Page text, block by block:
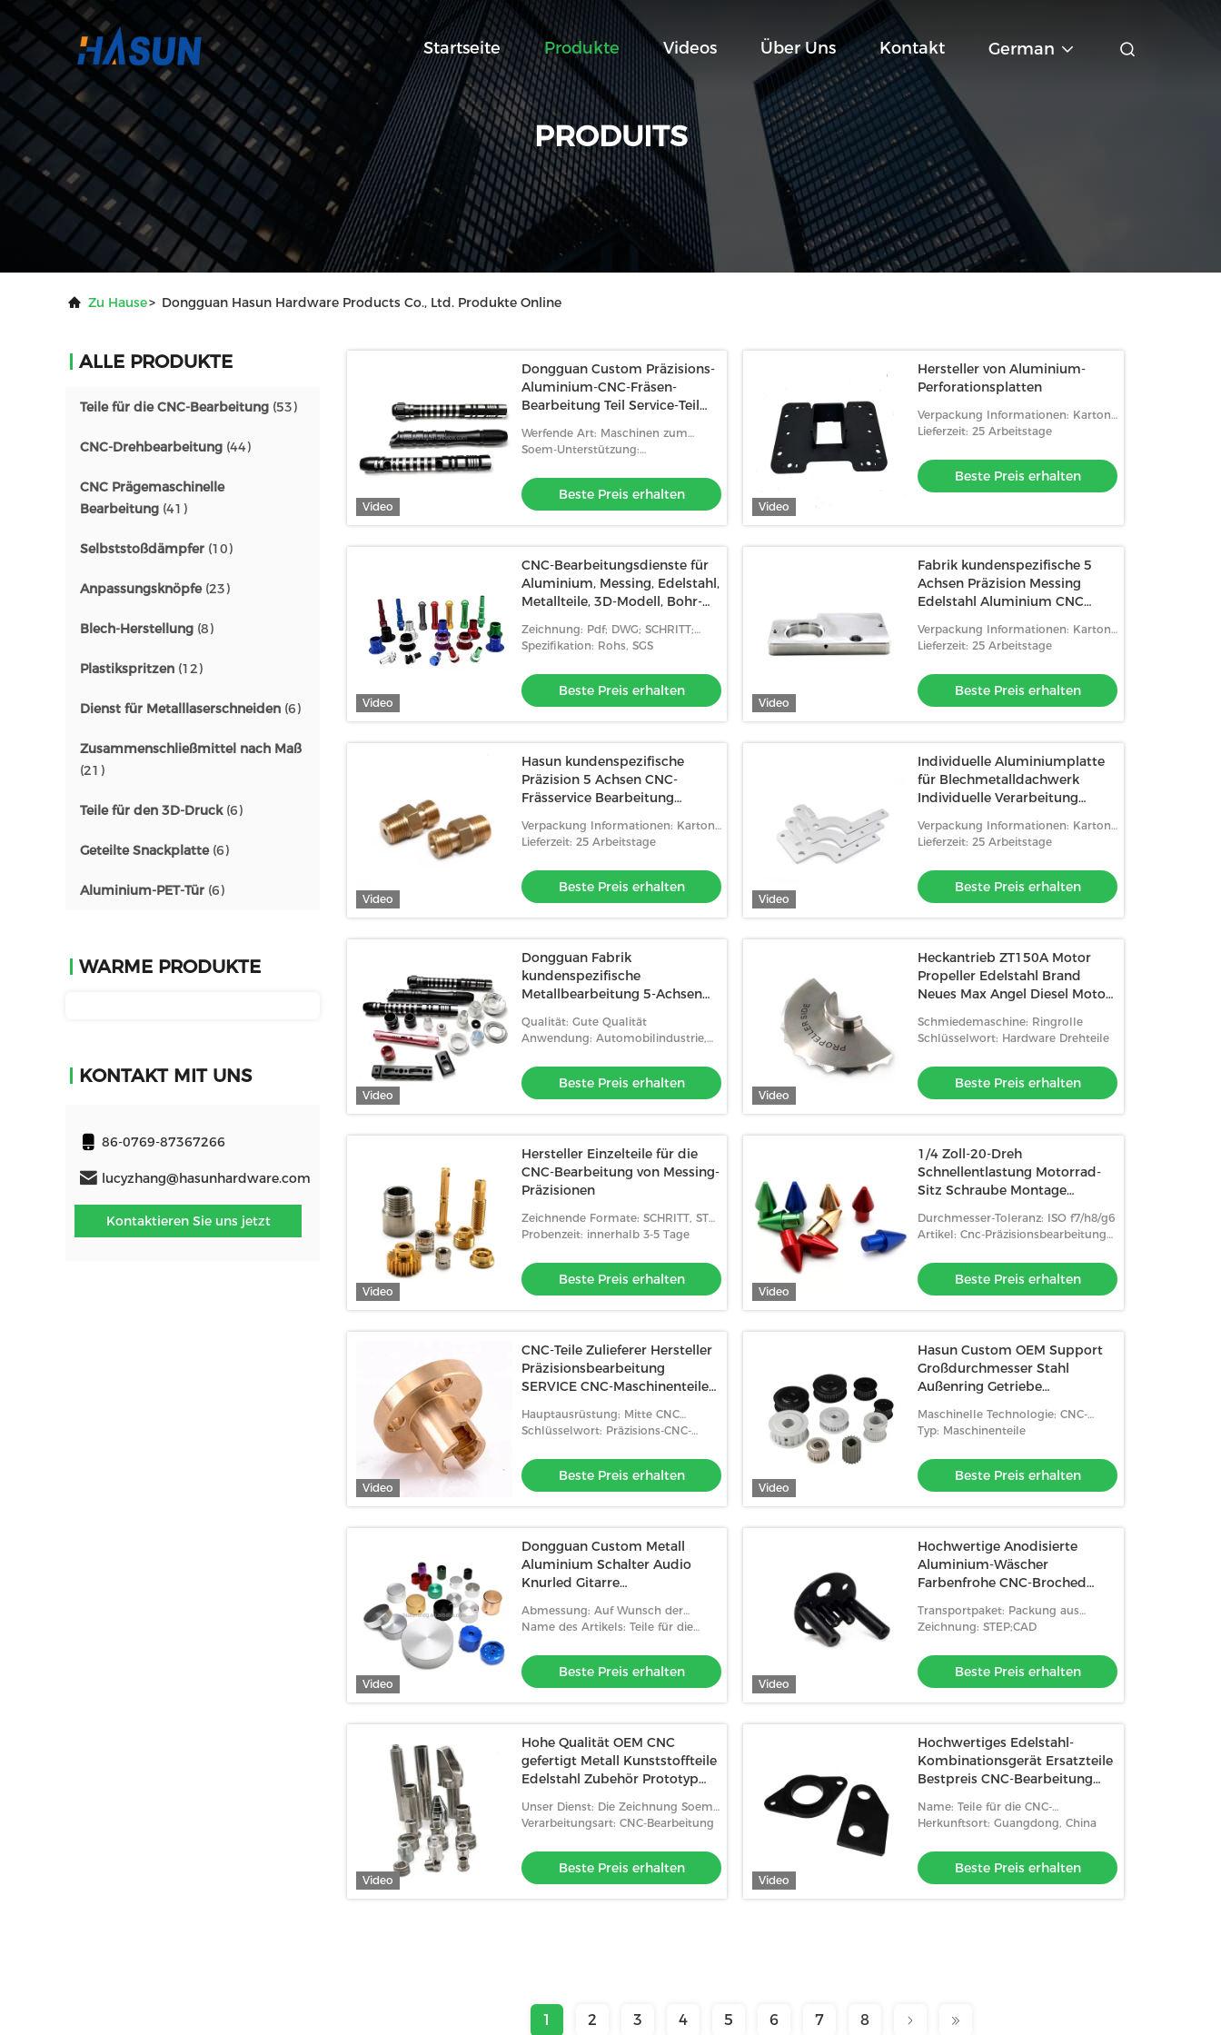
Startseite Produkte Videos Über Uns Kontakt German
PRODUITS
Zu Hause> Dongguan Hasun Hardware Products Co., Ltd. Produkte Online
ALLE PRODUKTE
Teile für die CNC-Bearbeitung (53)
CNC-Drehbearbeitung (44)
CNC Prägemaschinelle
Bearbeitung (41)
Selbststoßdämpfer (10)
Anpassungsknöpfe(23)
Blech-Herstellung (8)
Plastikspritzen (12)
Dienst für Metalllaserschneiden (6)
Zusammenschließmittel nach Maß
(21)
Teile für den 3D-Druck(6)
Geteilte Snackplatte(6)
Aluminium-PET-Tür (6)
WARME PRODUKTE
KONTAKT MIT UNS
86-0769-87367266
lucyzhang@hasunhardware.com
Kontaktieren Sie uns jetzt
Video
Dongguan Custom Präzisions-
Aluminium-CNC-Fräsen-
Bearbeitung Teil Service-Teil
Werfende Art: Maschinen zum
Drehen
Soem-Unterstützung:
Beste Preis erhalten
Video
Hersteller von Aluminium-
Perforationsplatten
Verpackung Informationen: Karton
+ PE-Tasche
Lieferzeit: 25 Arbeitstage
Beste Preis erhalten
Video
CNC-Bearbeitungsdienste für
Aluminium, Messing, Edelstahl,
Metallteile, 3D-Modell, Bohr-
Zeichnung: Pdf; DWG; SCHRITT;
IGES
Spezifikation: Rohs, SGS
Beste Preis erhalten
Video
Fabrik kundenspezifische 5
Achsen Präzision Messing
Edelstahl Aluminium CNC
Verpackung Informationen: Karton
+ PE-Tasche
Lieferzeit: 25 Arbeitstage
Beste Preis erhalten
Video
Hasun kundenspezifische
Präzision 5 Achsen CNC-
Frässervice Bearbeitung
Aluminium Metallblöcke
kundenspezifische Ma
Verpackung Informationen: Karton
+ PE-Tasche
Lieferzeit: 25 Arbeitstage
Beste Preis erhalten
Video
Individuelle Aluminiumplatte
für Blechmetalldachwerk
Individuelle Verarbeitung
Blechmetallverarbeitung
Verpackung Informationen: Karton
+ PE-Tasche
Lieferzeit: 25 Arbeitstage
Beste Preis erhalten
Video
Dongguan Fabrik
kundenspezifische
Metallbearbeitung 5-Achsen
Edelstahlteile
Qualität: Gute Qualität
Anwendung: Automobilindustrie,
Medizin usw.
Beste Preis erhalten
Video
Heckantrieb ZT150A Motor
Propeller Edelstahl Brand
Neues Max Angel Diesel Motor
Schublade
Schmiedemaschine: Ringrolle
Schlüsselwort: Hardware Drehteile
Beste Preis erhalten
Video
Hersteller Einzelteile für die
CNC-Bearbeitung von Messing-
Präzisionen
Zeichnende Formate: SCHRITT, STP,
GIS, CAD, pdf, DWG, DXF etc.
Probenzeit: innerhalb 3-5 Tage
Beste Preis erhalten
Video
1/4 Zoll-20-Dreh
Schnellentlastung Motorrad-
Sitz Schraube Montage
Rücksitz Schraube Ersatz
Durchmesser-Toleranz: ISO f7/h8/g6
Artikel: Cnc-Präzisionsbearbeitungs-
Beste Preis erhalten
Video
CNC-Teile Zulieferer Hersteller
Präzisionsbearbeitung
SERVICE CNC-Maschinenteile
Fräsen
Hauptausrüstung: Mitte CNC
maschineller Bearbeitung
Schlüsselwort: Präzisions-CNC-
Beste Preis erhalten
Video
Hasun Custom OEM Support
Großdurchmesser Stahl
Außenring Getriebe
Maschinelle Technologie: CNC-
Fräsen, CNC-Drehen,
Typ: Maschinenteile
Beste Preis erhalten
Video
Dongguan Custom Metall
Aluminium Schalter Audio
Knurled Gitarre
Potentiometer Knopf
Abmessung: Auf Wunsch der
Kunden
Name des Artikels: Teile für die
Beste Preis erhalten
Video
Hochwertige Anodisierte
Aluminium-Wäscher
Farbenfrohe CNC-Broched
Maschine Aluminium
Transportpaket: Packung aus
Karton
Zeichnung: STEP;CAD
Beste Preis erhalten
Video
Hohe Qualität OEM CNC
gefertigt Metall Kunststoffteile
Edelstahl Zubehör Prototyp
Unser Dienst: Die Zeichnung Soem-
ODM-Kunden
Verarbeitungsart: CNC-Bearbeitung
Beste Preis erhalten
Video
Hochwertiges Edelstahl-
Kombinationsgerät Ersatzteile
Bestpreis CNC-Bearbeitung
Sandblasen Fabrik
Name: Teile für die CNC-
Bearbeitung
Herkunftsort: Guangdong, China
Beste Preis erhalten
1 2 3 4 5 6 7 8